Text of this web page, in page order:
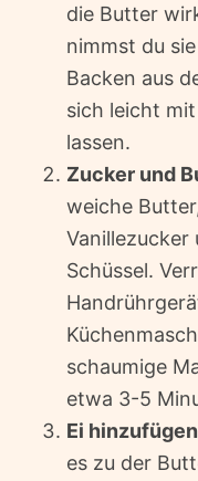
die Butter
nimmst du
Backen aus
sich leicht
lassen.
Zucker und
weiche
Vanillezucker
Schüssel.
schaumige
etwa 3-5
Ei
es zu der